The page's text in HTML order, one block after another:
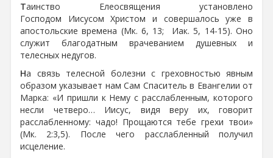
Таинство Елеосвящения установлено
Господом Иисусом Христом и совершалось уже в
апостольские времена (Мк. 6, 13; Иак. 5, 14-15). Оно
служит благодатным врачеванием душевных и
телесных недугов.
На связь телесной болезни с греховностью явным
образом указывает нам Сам Спаситель в Евангелии от
Марка: «И пришли к Нему с расслабленным, которого
несли четверо… Иисус, видя веру их, говорит
расслабленному: чадо! Прощаются тебе грехи твои»
(Мк. 2:3,5). После чего расслабленный получил
исцеление.